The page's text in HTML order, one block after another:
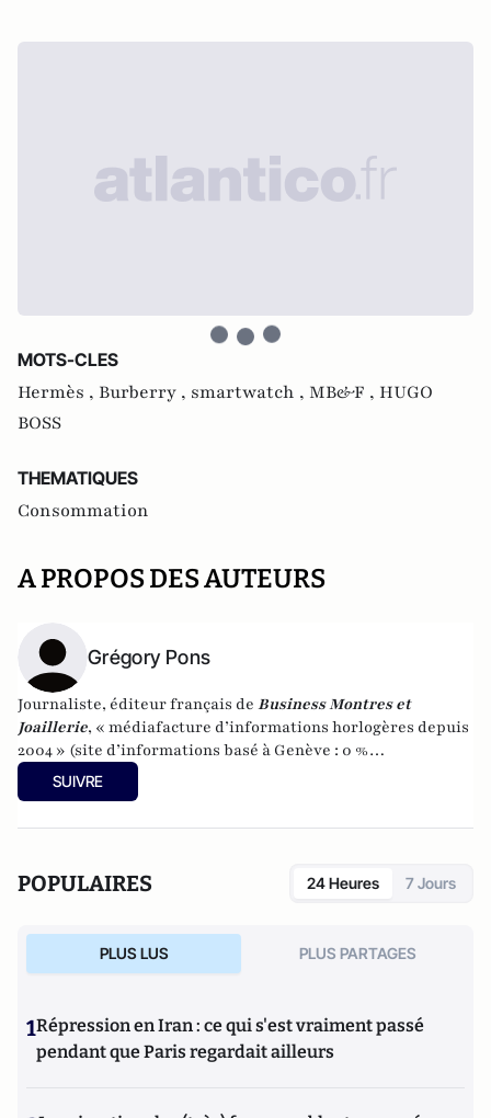
MOTS-CLES
Hermès , Burberry , smartwatch , MB&F , HUGO
BOSS
THEMATIQUES
Consommation
A PROPOS DES AUTEURS
Grégory Pons
Journaliste, éditeur français de Business Montres et
Joaillerie, « médiafacture d’informations horlogères depuis
2004 » (site d’informations basé à Genève : 0 %
publicité-100 % liberté), spécialiste du marketing horloger
et de l’analyse des marchés de la montre.
SUIVRE
POPULAIRES 24 Heures 7 Jours
PLUS LUS PLUS PARTAGES
1Répression en Iran : ce qui s'est vraiment passé
pendant que Paris regardait ailleurs